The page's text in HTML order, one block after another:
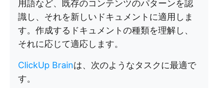
用語など、既存のコンテンツのパターンを認
識し、それを新しいドキュメントに適用しま
す。作成するドキュメントの種類を理解し、
それに応じて適応します。
ClickUp Brainは、次のようなタスクに最適で
す。